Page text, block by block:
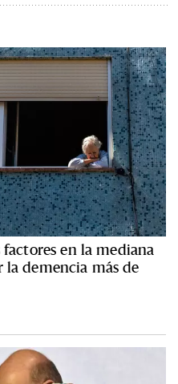
en la mediana
demencia más de